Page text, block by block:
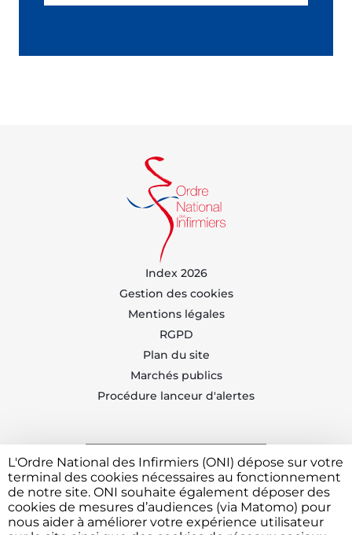
Index 2026
Gestion des cookies
Mentions légales
RGPD
Plan du site
Marchés publics
Procédure lanceur d'alertes
Trouvez votre CDOI
Contacter l'ONI
L'Ordre National des Infirmiers (ONI) dépose sur votre
terminal des cookies nécessaires au fonctionnement
de notre site. ONI souhaite également déposer des
cookies de mesures d’audiences (via Matomo) pour
nous aider à améliorer votre expérience utilisateur